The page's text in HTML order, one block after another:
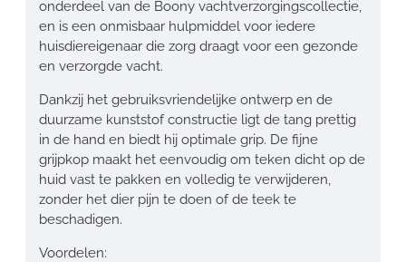
onderdeel van de Boony vachtverzorgingscollectie,
en is een onmisbaar hulpmiddel voor iedere
huisdiereigenaar die zorg draagt voor een gezonde
en verzorgde vacht.
Dankzij het gebruiksvriendelijke ontwerp en de
duurzame kunststof constructie ligt de tang prettig
in de hand en biedt hij optimale grip. De fijne
grijpkop maakt het eenvoudig om teken dicht op de
huid vast te pakken en volledig te verwijderen,
zonder het dier pijn te doen of de teek te
beschadigen.
Voordelen: